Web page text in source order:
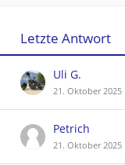
Letzte Antwort
Uli G.
21. Oktober 2025
Petrich
21. Oktober 2025